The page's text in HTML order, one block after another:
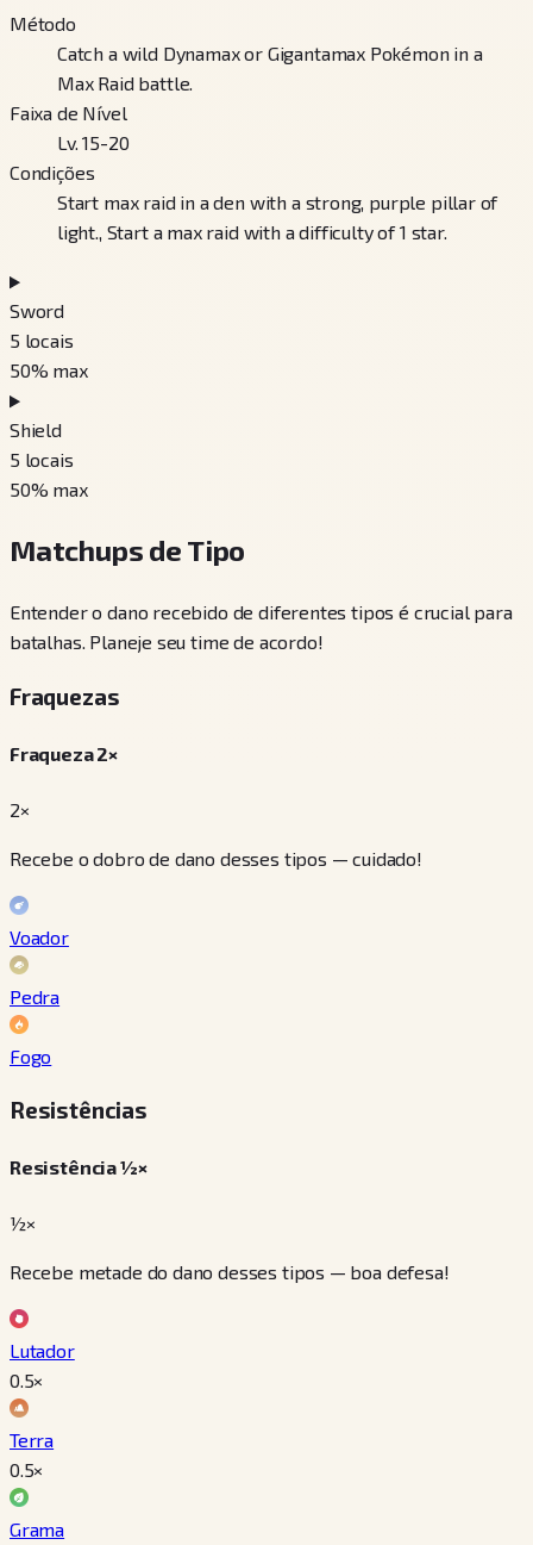
Método
Catch a wild Dynamax or Gigantamax Pokémon in a
Max Raid battle.
Faixa de Nível
Lv. 15-20
Condições
Start max raid in a den with a strong, purple pillar of
light., Start a max raid with a difficulty of 1 star.
Sword
5 locais
50% max
Shield
5 locais
50% max
Matchups de Tipo
Entender o dano recebido de diferentes tipos é crucial para
batalhas. Planeje seu time de acordo!
Fraquezas
Fraqueza 2×
2×
Recebe o dobro de dano desses tipos — cuidado!
Voador
Pedra
Fogo
Resistências
Resistência ½×
½×
Recebe metade do dano desses tipos — boa defesa!
Lutador
0.5×
Terra
0.5×
Grama